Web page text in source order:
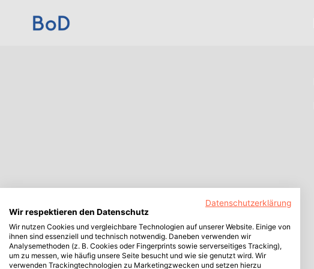
Datenschutzerklärung
Wir respektieren den Datenschutz
Wir nutzen Cookies und vergleichbare Technologien auf unserer Website. Einige von
ihnen sind essenziell und technisch notwendig. Daneben verwenden wir
Analysemethoden (z. B. Cookies oder Fingerprints sowie serverseitiges Tracking),
um zu messen, wie häufig unsere Seite besucht und wie sie genutzt wird. Wir
verwenden Trackingtechnologien zu Marketingzwecken und setzen hierzu